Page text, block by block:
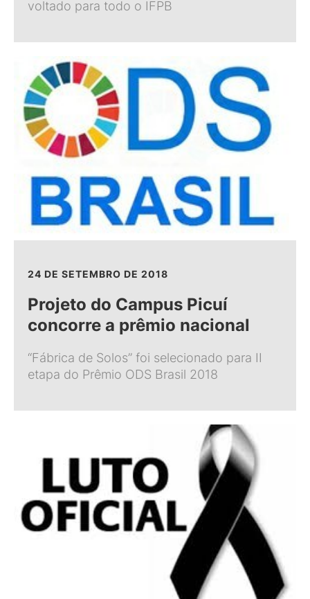
voltado para todo o IFPB
24 DE SETEMBRO DE 2018
Projeto do Campus Picuí
concorre a prêmio nacional
“Fábrica de Solos” foi selecionado para II
etapa do Prêmio ODS Brasil 2018